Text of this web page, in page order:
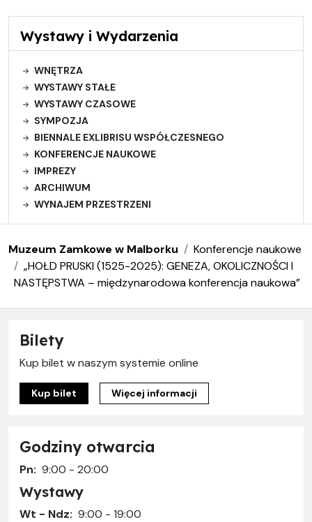
Wystawy i Wydarzenia
WNĘTRZA
WYSTAWY STAŁE
WYSTAWY CZASOWE
SYMPOZJA
BIENNALE EXLIBRISU WSPÓŁCZESNEGO
KONFERENCJE NAUKOWE
IMPREZY
ARCHIWUM
WYNAJEM PRZESTRZENI
Muzeum Zamkowe w Malborku
Konferencje naukowe
„HOŁD PRUSKI (1525-2025): GENEZA, OKOLICZNOŚCI I
NASTĘPSTWA – międzynarodowa konferencja naukowa”
Bilety
Kup bilet w naszym systemie online
Kup bilet Więcej informacji
Godziny otwarcia
Pn: 9:00 - 20:00
Wystawy
Wt - Ndz: 9:00 - 19:00